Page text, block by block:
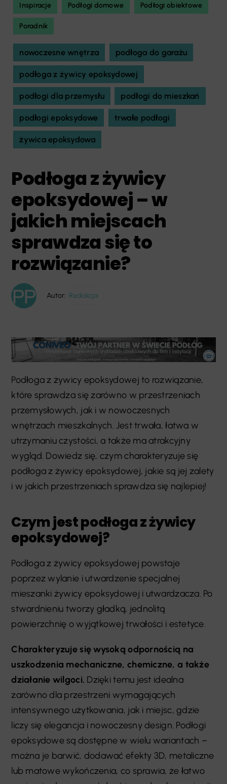
Inspiracje Podłogi domowe Podłogi obiektowe
Poradnik
nowoczesne wnętrza podłoga do garażu
podłoga z żywicy epoksydowej
podłogi dla przemysłu podłogi do mieszkań
podłogi epoksydowe trwałe podłogi
żywica epoksydowa
Podłoga z żywicy
epoksydowej – w
jakich miejscach
sprawdza się to
rozwiązanie?
Autor: Redakcja
Podłoga z żywicy epoksydowej to rozwiązanie,
które sprawdza się zarówno w przestrzeniach
przemysłowych, jak i w nowoczesnych
wnętrzach mieszkalnych. Jest trwała, łatwa w
utrzymaniu czystości, a także ma atrakcyjny
wygląd. Dowiedz się, czym charakteryzuje się
podłoga z żywicy epoksydowej, jakie są jej zalety
i w jakich przestrzeniach sprawdza się najlepiej!
Czym jest podłoga z żywicy
epoksydowej?
Podłoga z żywicy epoksydowej powstaje
poprzez wylanie i utwardzenie specjalnej
mieszanki żywicy epoksydowej i utwardzacza. Po
stwardnieniu tworzy gładką, jednolitą
powierzchnię o wyjątkowej trwałości i estetyce.
Charakteryzuje się wysoką odpornością na
uszkodzenia mechaniczne, chemiczne, a także
działanie wilgoci. Dzięki temu jest idealna
zarówno dla przestrzeni wymagających
intensywnego użytkowania, jak i miejsc, gdzie
liczy się elegancja i nowoczesny design. Podłogi
epoksydowe są dostępne w wielu wariantach –
można je barwić, dodawać efekty 3D, metaliczne
lub matowe wykończenia, co sprawia, że łatwo